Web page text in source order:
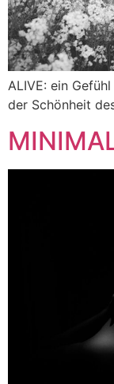
ALIVE: ein
der Schönheit